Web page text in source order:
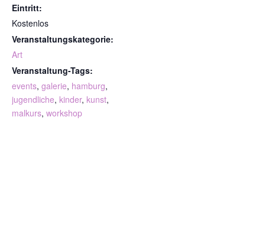
Eintritt:
Kostenlos
Veranstaltungskategorie:
Art
Veranstaltung-Tags:
events, galerie, hamburg,
jugendliche, kinder, kunst,
malkurs, workshop